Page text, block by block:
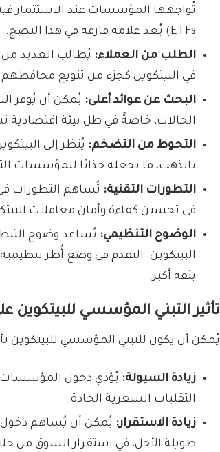
ETFs) يُعد علامة فارقة في هذا النضج.
الطلب من العملاء: يُطالب العديد من
في البيتكوين كجزء من تنويع
البحث عن عوائد أعلى: يُمكن أن يُوفر
الحالات، خاصةً في ظل بيئة
التحوط من التضخم: يُنظر إلى
بالذهب، ما يجعله جذابًا للمؤسسات
التطورات التقنية:
في تحسين كفاءة وأمان معاملات
الوضوح التنظيمي: يُساعد وضوح
البيتكوين. التقدم في وضع أُطر
بثقة أكبر.
تأثير التبني المؤسسي للبيتكوين
يُمكن أن يكون للتبني المؤسسي للبيتكوين
زيادة السيولة: يُؤدي دخول المؤسسات
التقلبات السعرية الحادة.
زيادة الاستقرار: يُمكن أن يُساهم دخول
طويلة الأجل، في استقرار السوق من